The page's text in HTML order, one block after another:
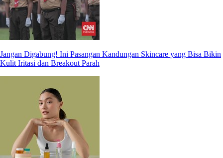
Jangan Digabung! Ini Pasangan Kandungan Skincare yang Bisa Bikin
Kulit Iritasi dan Breakout Parah